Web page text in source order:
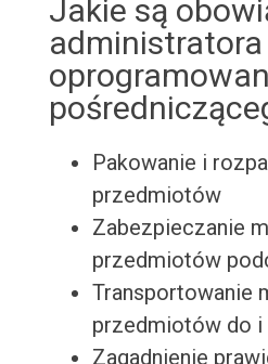
Jakie są
administratora
Pakowanie i
przedmiotów
Zabezpieczanie
przedmiotów
Transportowanie
przedmiotów do i
Zagadnienie